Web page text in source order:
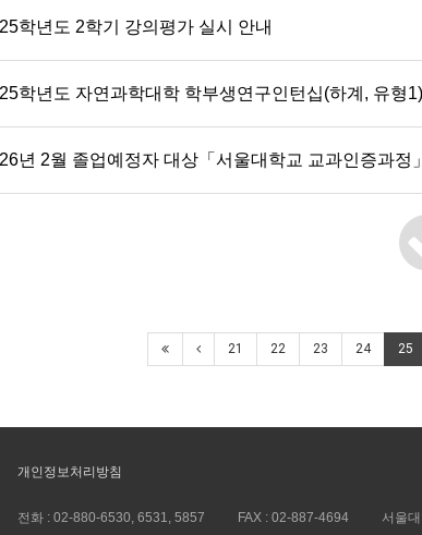
학년도 2학기 강의평가 실시 안내
학년도 자연과학대학 학부생연구인턴십(하계, 유형
년 2월 졸업예정자 대상「서울대학교 교과인증과정
21 22 23 24 25
개인정보처리방침
전화 :02-880-6530, 6531, 5857 FAX :02-887-4694 서울